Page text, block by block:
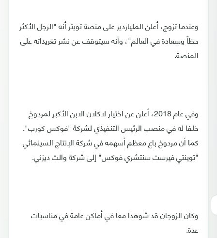
وعندما تزوج، أعلن الملياردير على منصة تويتر أنه "الرجل الأكثر
حظاً وسعادة في العالم"، وأنه سيتوقف عن نشر تغريداته على
المنصة.
وفي عام 2018، أعلن عن اختيار لاكلان الابن الأكبر لمردوخ
خلفا له في منصب الرئيس التنفيذي لشركة "فوكس كورب".
كما أن مردوخ باع معظم أسهمه في شركة الإنتاج السينمائي
"توينتي فيرست سنتشري فوكس" إلى شركة والت ديزني.
وكان الزوجان قد شوهدا معا في أماكن عامة في مناسبات
عدة.